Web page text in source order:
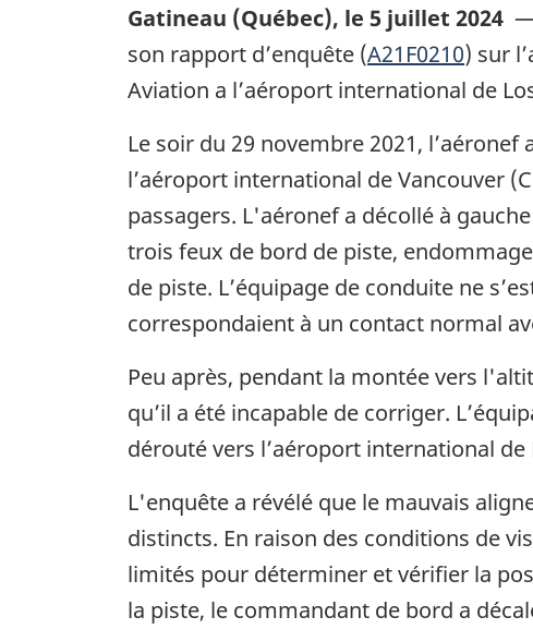
Gatineau (Québec), le 5 juillet 2024
son rapport d’enquête (A21F0210) sur
Aviation a l’aéroport international de
Le soir du 29 novembre 2021,
l’aéroport international de Vancouver
passagers. L'aéronef a décollé à
trois feux de bord de piste,
de piste. L’équipage de conduite ne
correspondaient à un contact normal
Peu après, pendant la montée vers
qu’il a été incapable de corriger.
dérouté vers l’aéroport international
L'enquête a révélé que le mauvais
distincts. En raison des conditions de
limités pour déterminer et vérifier la
la piste, le commandant de bord a